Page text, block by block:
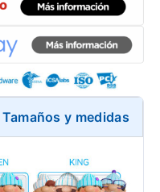
Tamaños y medidas